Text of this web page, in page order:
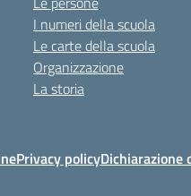
I numeri della scuola
Le carte della scuola
Organizzazione
La storia
Privacy policyDichiarazione